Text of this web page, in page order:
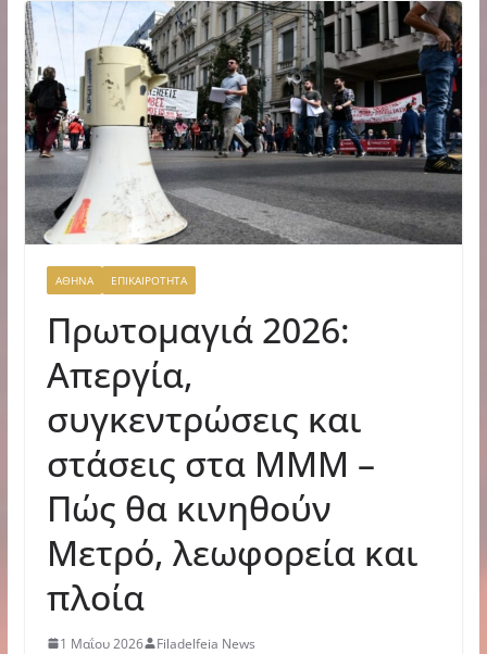
ΑΘΗΝΑ ΕΠΙΚΑΙΡΟΤΗΤΑ
Πρωτομαγιά 2026:
Απεργία,
συγκεντρώσεις και
στάσεις στα ΜΜΜ –
Πώς θα κινηθούν
Μετρό, λεωφορεία και
πλοία
1 Μαΐου 2026
Filadelfeia News